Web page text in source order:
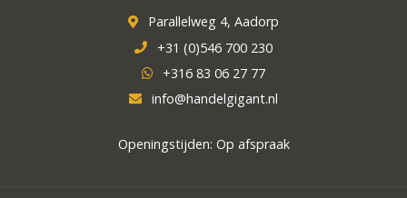
Parallelweg 4, Aadorp
+31 (0)546 700 230
+316 83 06 27 77
info@handelgigant.nl
Openingstijden: Op afspraak